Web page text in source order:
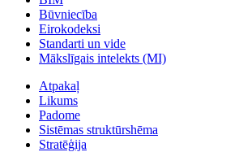
Būvniecība
Eirokodeksi
Standarti un vide
Mākslīgais intelekts (MI)
Atpakaļ
Likums
Padome
Sistēmas struktūrshēma
Stratēģija